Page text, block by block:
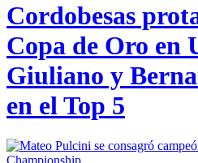
Cordobesas
Copa de Oro en
Giuliano y
en el Top 5